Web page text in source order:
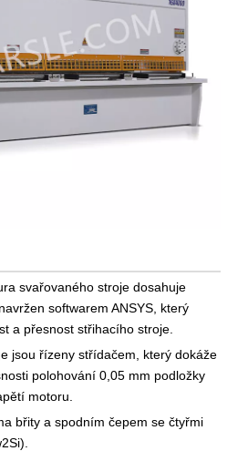
svařovaného stroje dosahuje
softwarem ANSYS, který
a přesnost střihacího stroje.
jsou řízeny střídačem, který dokáže
polohování 0,05 mm podložky
motoru.
břity a spodním čepem se čtyřmi